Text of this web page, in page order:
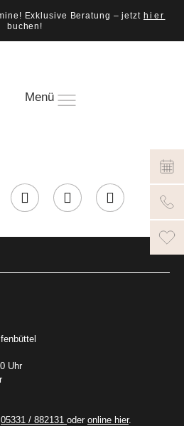
Exklusive Beratung – jetzt hier
buchen!
Menü
Uhr
05331 / 882131 oder online hier.